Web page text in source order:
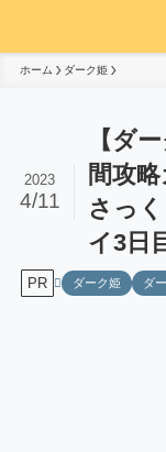
ホーム ダーク姫
【ダ
間攻
さっ
イ3日
2023
4/11
PR ダーク姫 ダ